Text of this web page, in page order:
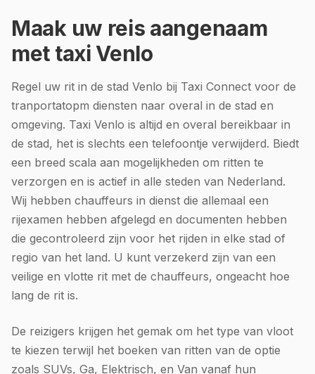
Maak uw reis aangenaam
met taxi Venlo
Regel uw rit in de stad Venlo bij Taxi Connect voor de
tranportatopm diensten naar overal in de stad en
omgeving. Taxi Venlo is altijd en overal bereikbaar in
de stad, het is slechts een telefoontje verwijderd. Biedt
een breed scala aan mogelijkheden om ritten te
verzorgen en is actief in alle steden van Nederland.
Wij hebben chauffeurs in dienst die allemaal een
rijexamen hebben afgelegd en documenten hebben
die gecontroleerd zijn voor het rijden in elke stad of
regio van het land. U kunt verzekerd zijn van een
veilige en vlotte rit met de chauffeurs, ongeacht hoe
lang de rit is.
De reizigers krijgen het gemak om het type van vloot
te kiezen terwijl het boeken van ritten van de optie
zoals SUVs, Ga, Elektrisch, en Van vanaf hun